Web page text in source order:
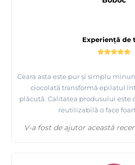
Experiență de
Ceara asta este pur și simplu
ciocolată transformă epilatul
plăcută. Calitatea produsului este
reutilizabilă o face
V-a fost de ajutor această